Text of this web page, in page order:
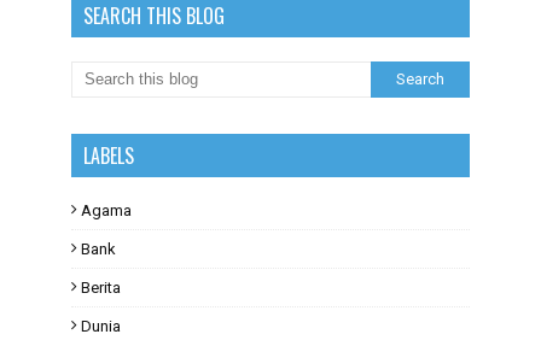
SEARCH THIS BLOG
LABELS
Agama
Bank
Berita
Dunia